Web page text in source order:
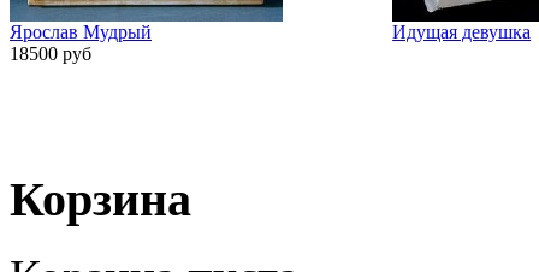
Ярослав Мудрый
18500 руб
Идущая девушка
Корзина